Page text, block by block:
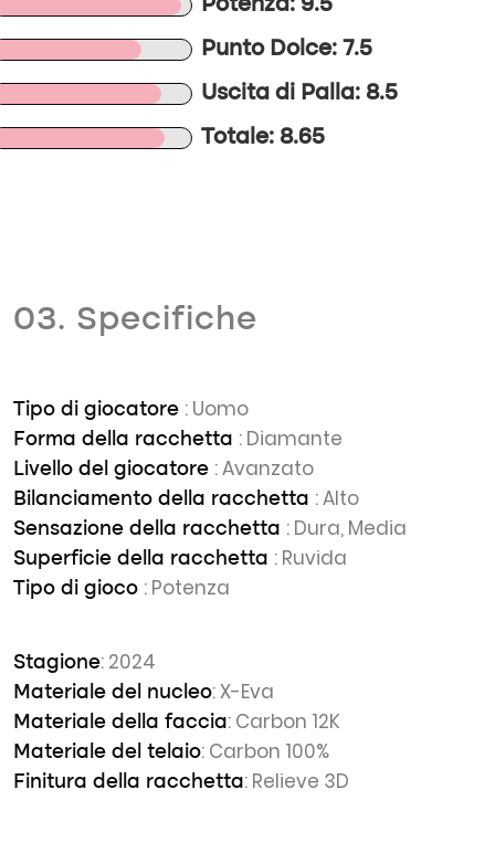
Potenza: 9.5
Punto Dolce: 7.5
Uscita di Palla: 8.5
Totale: 8.65
03. Specifiche
Tipo di giocatore : Uomo
Forma della racchetta : Diamante
Livello del giocatore : Avanzato
Bilanciamento della racchetta : Alto
Sensazione della racchetta : Dura, Media
Superficie della racchetta : Ruvida
Tipo di gioco : Potenza
Stagione: 2024
Materiale del nucleo: X-Eva
Materiale della faccia: Carbon 12K
Materiale del telaio: Carbon 100%
Finitura della racchetta: Relieve 3D